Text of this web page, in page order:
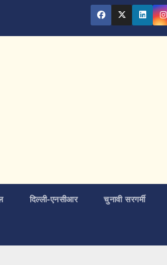
दिल्ली-एनसीआर चुनावी सरगर्मी